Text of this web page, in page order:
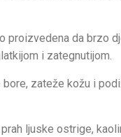
proizvedena da brzo
i zategnutijom.
bore, zateže kožu i
ljuske ostrige,